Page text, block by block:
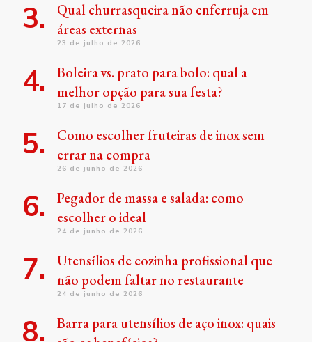
Qual churrasqueira não enferruja em
áreas externas
23 de julho de 2026
Boleira vs. prato para bolo: qual a
melhor opção para sua festa?
17 de julho de 2026
Como escolher fruteiras de inox sem
errar na compra
26 de junho de 2026
Pegador de massa e salada: como
escolher o ideal
24 de junho de 2026
Utensílios de cozinha profissional que
não podem faltar no restaurante
24 de junho de 2026
Barra para utensílios de aço inox: quais